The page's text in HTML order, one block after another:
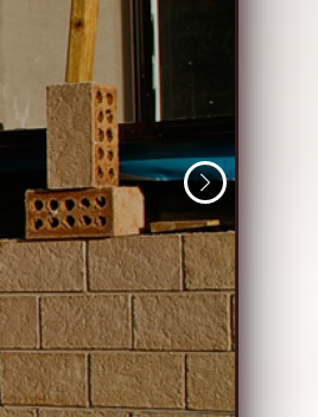
Weiter